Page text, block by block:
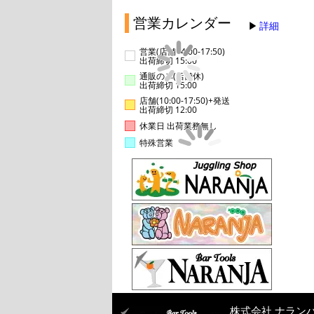
営業カレンダー 詳細
営業(店舗14:00-17:50)
出荷締切 15:00
通販のみ(店舗休)
出荷締切 15:00
店舗(10:00-17:50)+発送
出荷締切 12:00
休業日 出荷業務無し
特殊営業
株式会社 ナラン